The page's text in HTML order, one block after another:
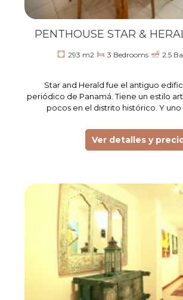
PENTHOUSE STAR &
293 m2 3 Bedrooms 2.5
Star and Herald fue el antiguo
periódico de Panamá. Tiene un estilo
pocos en el distrito histórico. Y
Ver detalles y